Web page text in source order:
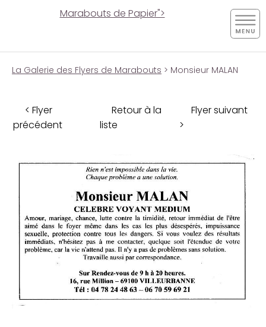
Marabouts de Papier">
La Galerie des Flyers de Marabouts > Monsieur MALAN
< Flyer
précédent
Retour à la
liste
Flyer suivant
>